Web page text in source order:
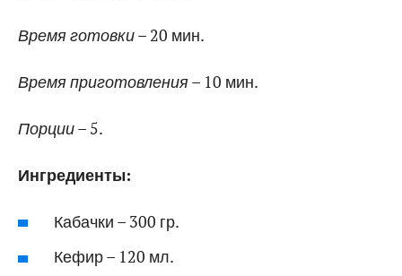
Время готовки– 20 мин.
Время приготовления– 10 мин.
Порции– 5.
Ингредиенты:
Кабачки – 300 гр.
Кефир – 120 мл.